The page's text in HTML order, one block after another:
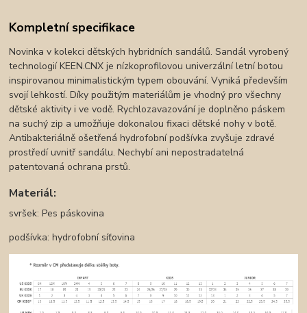
Kompletní specifikace
Novinka v kolekci dětských hybridních sandálů. Sandál vyrobený
technologií KEEN.CNX je nízkoprofilovou univerzální letní botou
inspirovanou minimalistickým typem obouvání. Vyniká především
svojí lehkostí. Díky použitým materiálům je vhodný pro všechny
dětské aktivity i ve vodě. Rychlozavazování je doplněno páskem
na suchý zip a umožňuje dokonalou fixaci dětské nohy v botě.
Antibakteriálně ošetřená hydrofobní podšívka zvyšuje zdravé
prostředí uvnitř sandálu. Nechybí ani nepostradatelná
patentovaná ochrana prstů.
Materiál:
svršek: Pes páskovina
podšívka: hydrofobní síťovina